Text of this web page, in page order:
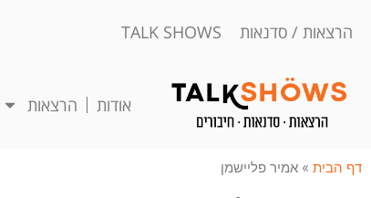
הרצאות / סדנאות TALK SHOWS
אודות הרצאות
דף הבית » אמיר פליישמן